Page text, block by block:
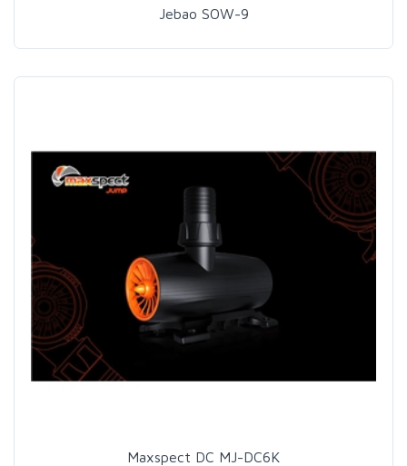
Jebao SOW-9
Maxspect DC MJ-DC6K